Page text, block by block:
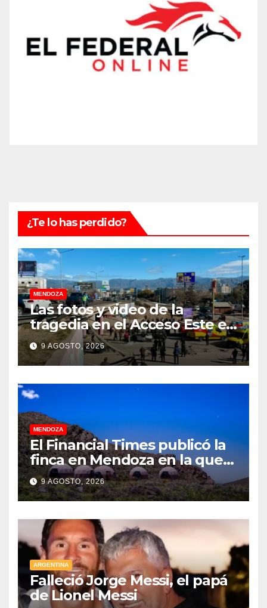
¿Te lo has perdido?
MENDOZA
Las fotos y video de la
tragedia en el Acceso Este en
donde murió un padre de
familia
9 AGOSTO, 2026
MENDOZA
El Financial Times publicó la
finca en Mendoza en la que
CEOs y millonarios de
empresas tecnológicas
planean enfrentar un posible
“apocalipsis” y guerra
nuclear
9 AGOSTO, 2026
ARGENTINA
Falleció Jorge Messi, el papá
de Lionel Messi